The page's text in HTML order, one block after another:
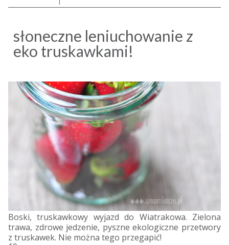
słoneczne leniuchowanie z
eko truskawkami!
Boski, truskawkowy wyjazd do Wiatrakowa. Zielona
trawa, zdrowe jedzenie, pyszne ekologiczne przetwory
z truskawek. Nie można tego przegapić!